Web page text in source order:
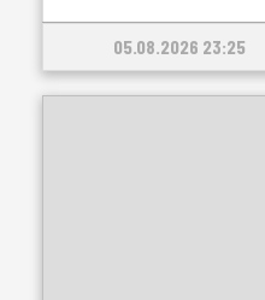
05.08.2026 23:25